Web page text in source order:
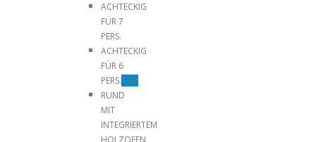
ACHTECKIG
FÜR 7
PERS.
ACHTECKIG
FÜR 6
PERS.TOP
RUND
MIT
INTEGRIERTEM
HOLZOFEN